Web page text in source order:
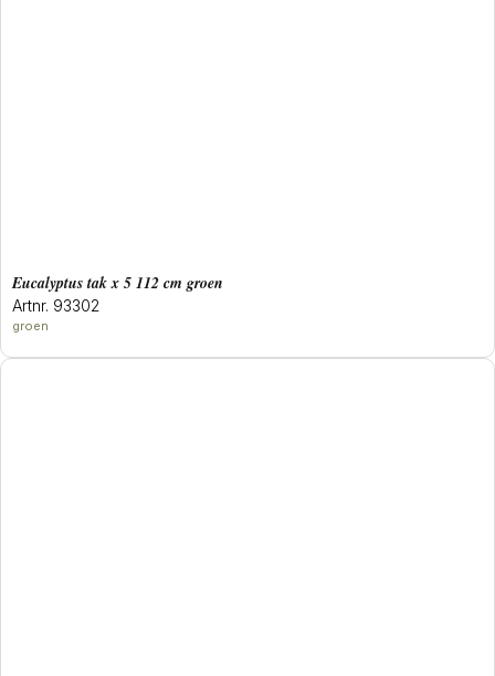
eucalyptus tak x 5 112 cm groen
Artnr. 93302
groen